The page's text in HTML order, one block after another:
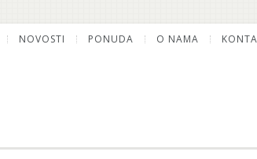
NOVOSTI PONUDA O NAMA